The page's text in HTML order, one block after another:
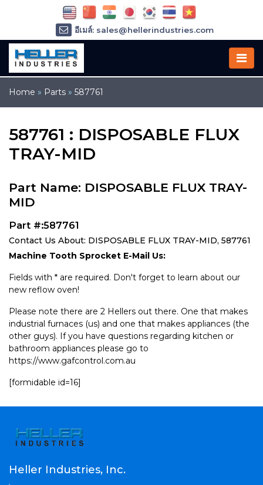
Home » Parts » 587761
587761 : DISPOSABLE FLUX
TRAY-MID
Part Name: DISPOSABLE FLUX TRAY-
MID
Part #:587761
Contact Us About: DISPOSABLE FLUX TRAY-MID, 587761
Machine Tooth Sprocket E-Mail Us:
Fields with * are required. Don't forget to learn about our
new reflow oven!
Please note there are 2 Hellers out there. One that makes
industrial furnaces (us) and one that makes appliances (the
other guys). If you have questions regarding kitchen or
bathroom appliances please go to
https://www.gafcontrol.com.au
[formidable id=16]
อีเมล์: sales@hellerindustries.com
อีเมล์: service@hellerindustries.com
โทรศัพท์ :
Heller Industries, Inc.